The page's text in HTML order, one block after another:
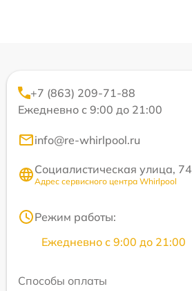
+7 (863) 209-71-88
Ежедневно с 9:00 до 21:00
info@re-whirlpool.ru
Социалистическая улица, 74
Адрес сервисного центра Whirlpool
Режим работы:
Ежедневно с 9:00 до 21:00
Способы оплаты